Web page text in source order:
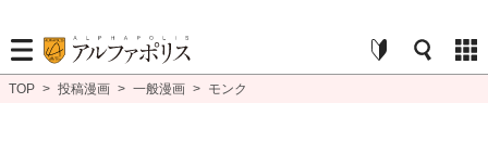
TOP > 投稿漫画 > 一般漫画 > モンク